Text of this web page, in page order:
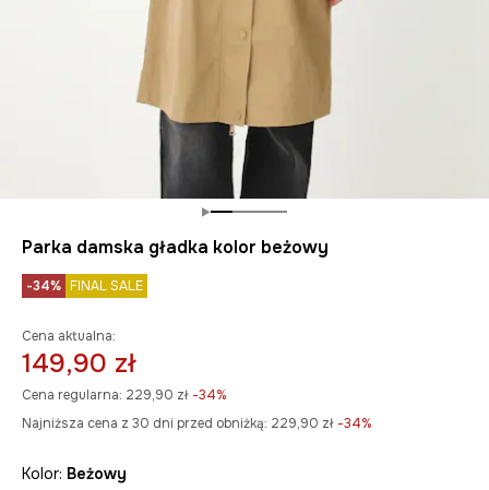
Parka damska gładka kolor beżowy
-34% FINAL SALE
Cena aktualna:
149,90 zł
Cena regularna: 229,90 zł -34%
Najniższa cena z 30 dni przed obniżką: 229,90 zł -34%
Kolor: beżowy